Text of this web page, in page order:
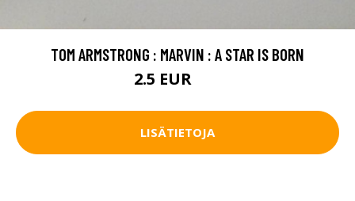
TOM ARMSTRONG : MARVIN : A STAR IS BORN
2.5 EUR
LISÄTIETOJA